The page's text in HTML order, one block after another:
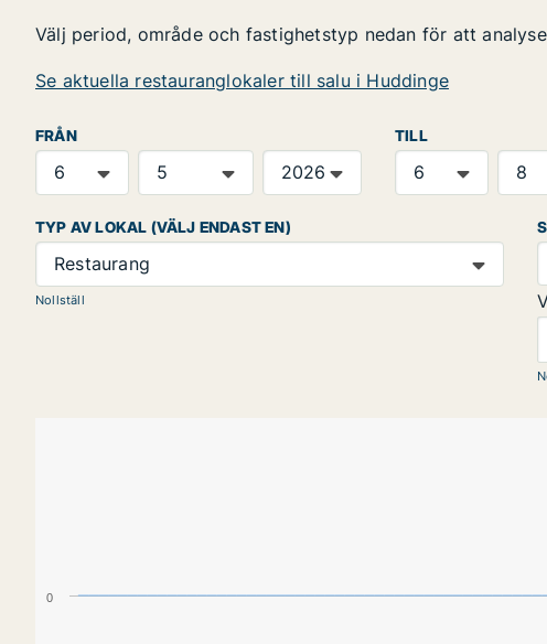
Välj period, område och fastighetstyp nedan för att
Se aktuella restauranglokaler till salu i Huddinge
FRÅN TILL
TYP AV LOKAL (VÄLJ ENDAST EN)
Restaurang
Nollställ
0